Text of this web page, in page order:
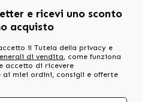
e ricevi uno sconto
acquisto
il Tutela della privacy e
di vendita, come funziona
accetto di ricevere
ai miei ordini, consigli e offerte